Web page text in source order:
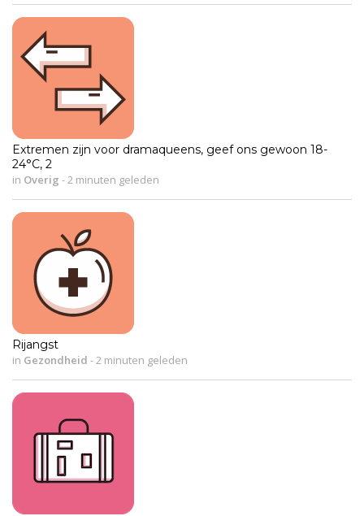
Extremen zijn voor dramaqueens, geef ons gewoon 18-
24°C, 2
in Overig -2 minuten geleden
Rijangst
in Gezondheid -2 minuten geleden